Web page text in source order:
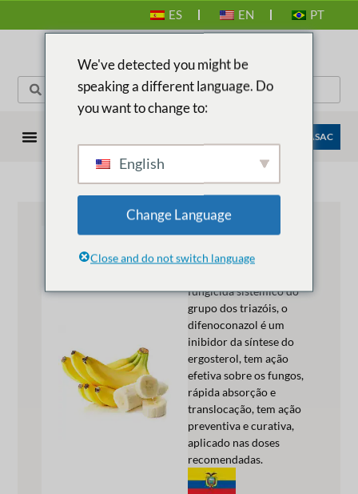
ES EN PT
EMPRESAS ANASAC
CANCILLER®
Descrição do produto:
fungicida sistêmico do
grupo dos triazóis, o
difenoconazol é um
inibidor da síntese do
ergosterol, tem ação
efetiva sobre os fungos,
rápida absorção e
translocação, tem ação
preventiva e curativa,
aplicado nas doses
recomendadas.
We've detected you might be
speaking a different language. Do
you want to change to:
English
Change Language
Close and do not switch language